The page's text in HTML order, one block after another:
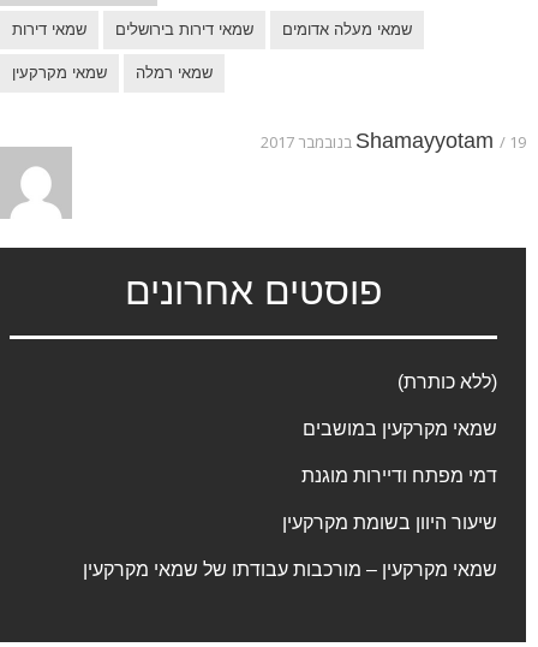
שמאי דירות שמאי דירות בירושלים שמאי מעלה אדומים
שמאי מקרקעין שמאי רמלה
Shamayyotam 19 בנובמבר 2017
פוסטים אחרונים
(ללא כותרת)
שמאי מקרקעין במושבים
דמי מפתח ודיירות מוגנת
שיעור היוון בשומת מקרקעין
שמאי מקרקעין – מורכבות עבודתו של שמאי מקרקעין